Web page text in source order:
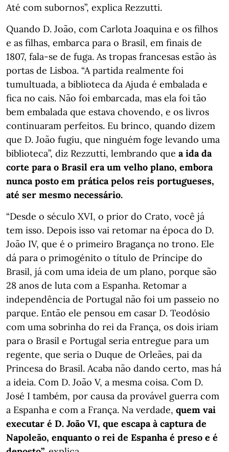
Até com subornos”, explica Rezzutti.
Quando D. João, com Carlota Joaquina e os filhos
e as filhas, embarca para o Brasil, em finais de
1807, fala-se de fuga. As tropas francesas estão às
portas de Lisboa. “A partida realmente foi
tumultuada, a biblioteca da Ajuda é embalada e
fica no cais. Não foi embarcada, mas ela foi tão
bem embalada que estava chovendo, e os livros
continuaram perfeitos. Eu brinco, quando dizem
que D. João fugiu, que ninguém foge levando uma
biblioteca”, diz Rezzutti, lembrando que a ida da
corte para o Brasil era um velho plano, embora
nunca posto em prática pelos reis portugueses,
até ser mesmo necessário.
“Desde o século XVI, o prior do Crato, você já
tem isso. Depois isso vai retomar na época do D.
João IV, que é o primeiro Bragança no trono. Ele
dá para o primogénito o título de Príncipe do
Brasil, já com uma ideia de um plano, porque são
28 anos de luta com a Espanha. Retomar a
independência de Portugal não foi um passeio no
parque. Então ele pensou em casar D. Teodósio
com uma sobrinha do rei da França, os dois iriam
para o Brasil e Portugal seria entregue para um
regente, que seria o Duque de Orleães, pai da
Princesa do Brasil. Acaba não dando certo, mas há
a ideia. Com D. João V, a mesma coisa. Com D.
José I também, por causa da provável guerra com
a Espanha e com a França. Na verdade, quem vai
executar é D. João VI, que escapa à captura de
Napoleão, enquanto o rei de Espanha é preso e é